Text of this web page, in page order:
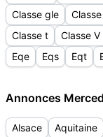
Classe gle
Classe t
Classe V
Eqe
Eqs Eqt
Annonces
Alsace Aquitaine